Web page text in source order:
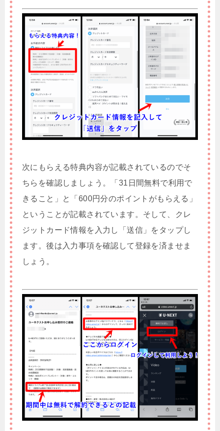
次にもらえる特典内容が記載されているのでそ
ちらを確認しましょう。「31日間無料で利用で
きること」と「600円分のポイントがもらえる」
ということが記載されています。そして、クレ
ジットカード情報を入力し「送信」をタップし
ます。後は入力事項を確認して登録を済ませま
しょう。